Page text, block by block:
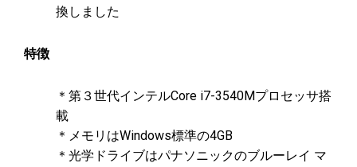
換しました
特徴
＊第３世代インテルCore i7-3540Mプロセッサ搭
載
＊メモリはWindows標準の4GB
＊光学ドライブはパナソニックのブルーレイ マ